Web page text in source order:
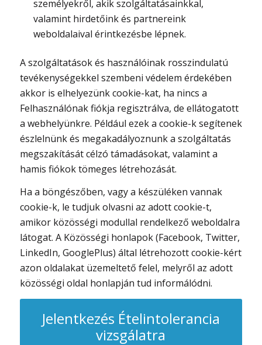
személyekről, akik szolgáltatásainkkal,
valamint hirdetőink és partnereink
weboldalaival érintkezésbe lépnek.
A szolgáltatások és használóinak rosszindulatú
tevékenységekkel szembeni védelem érdekében
akkor is elhelyezünk cookie-kat, ha nincs a
Felhasználónak fiókja regisztrálva, de ellátogatott
a webhelyünkre. Például ezek a cookie-k segítenek
észlelnünk és megakadályoznunk a szolgáltatás
megszakítását célzó támadásokat, valamint a
hamis fiókok tömeges létrehozását.
Ha a böngészőben, vagy a készüléken vannak
cookie-k, le tudjuk olvasni az adott cookie-t,
amikor közösségi modullal rendelkező weboldalra
látogat. A Közösségi honlapok (Facebook, Twitter,
LinkedIn, GooglePlus) által létrehozott cookie-kért
azon oldalakat üzemeltető felel, melyről az adott
közösségi oldal honlapján tud informálódni.
Jelentkezés Ételintolerancia
vizsgálatra